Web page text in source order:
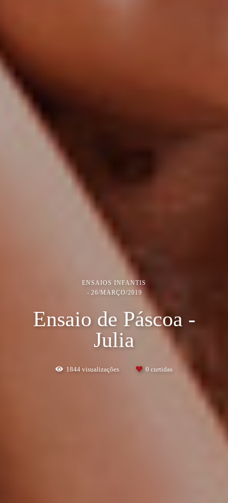
ENSAIOS INFANTIS
26/MARÇO/2019
Ensaio de Páscoa -
Julia
1844 visualizações 0 curtidas